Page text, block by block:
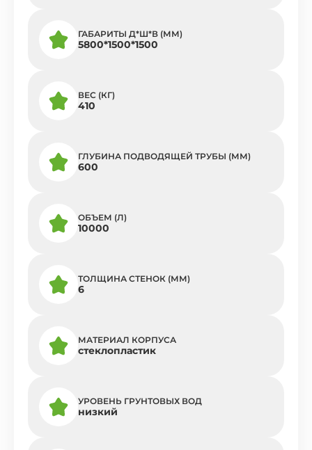
ГАБАРИТЫ Д*Ш*В (ММ)
5800*1500*1500
ВЕС (КГ)
410
ГЛУБИНА ПОДВОДЯЩЕЙ ТРУБЫ (ММ)
600
ОБЪЕМ (Л)
10000
ТОЛЩИНА СТЕНОК (ММ)
6
МАТЕРИАЛ КОРПУСА
стеклопластик
УРОВЕНЬ ГРУНТОВЫХ ВОД
низкий